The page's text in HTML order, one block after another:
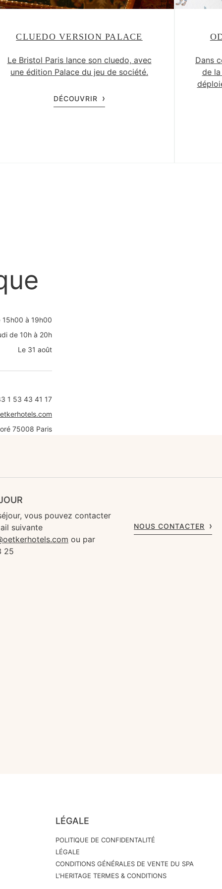
CLUEDO VERSION PALACE
Le Bristol Paris lance son cluedo, avec
une édition Palace du jeu de société.
DÉCOUVRIR
Dans
de
15h00 à 19h00
de 10h à 20h
Le 31 août
1 53 43 41 17
75008 Paris
vous pouvez contacter
suivante
ou par
25
NOUS CONTACTER
LÉGALE
POLITIQUE DE CONFIDENTALITÉ
LÉGALE
CONDITIONS GÉNÉRALES DE VENTE DU SPA
L'HERITAGE TERMES & CONDITIONS